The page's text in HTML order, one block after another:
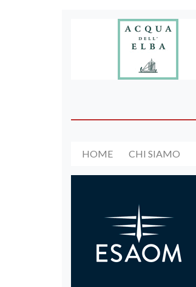
HOME CHI SIAMO